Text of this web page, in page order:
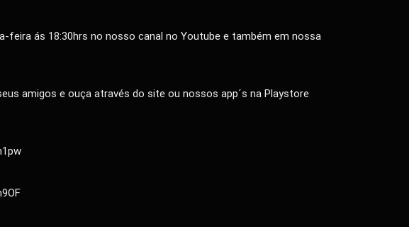
feira ás 18:30hrs no nosso canal no Youtube e também em nossa
amigos e ouça através do site ou nossos app´s na Playstore